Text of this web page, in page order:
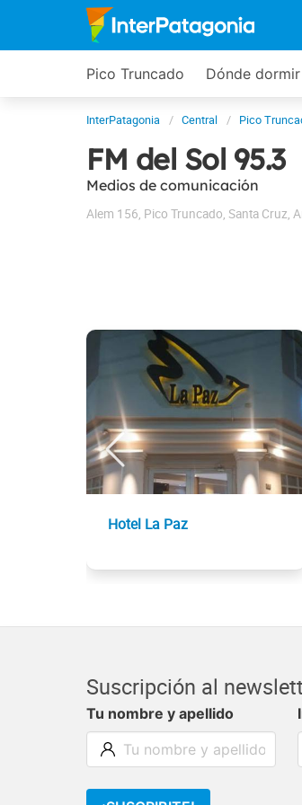
Pico Truncado Dónde dormir
InterPatagonia Central Pico
FM del Sol 95.3
Medios de comunicación
Alem 156 Pico Truncado Santa Cruz
Hotel La Paz
Suscripción al
Tu nombre y apellido